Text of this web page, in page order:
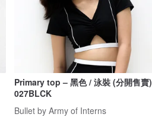
Primary top – 黑色 / 泳裝 (分開售賣)
027BLCK
Bullet by Army of Interns